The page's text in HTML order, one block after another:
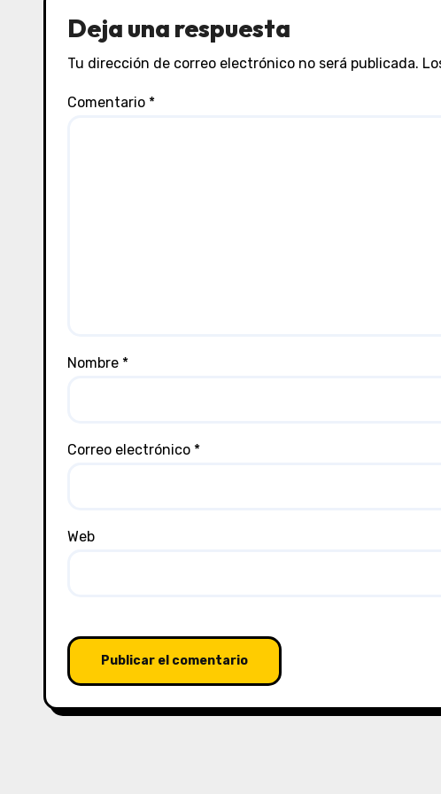
Deja una respuesta
Tu dirección de correo electrónico no será publicada.
Comentario *
Nombre *
Correo electrónico *
Web